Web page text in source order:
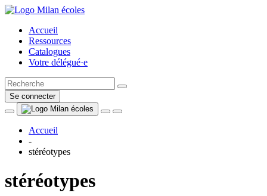
Accueil
Ressources
Catalogues
Votre délégué·e
Se connecter
Accueil
-
stéréotypes
stéréotypes